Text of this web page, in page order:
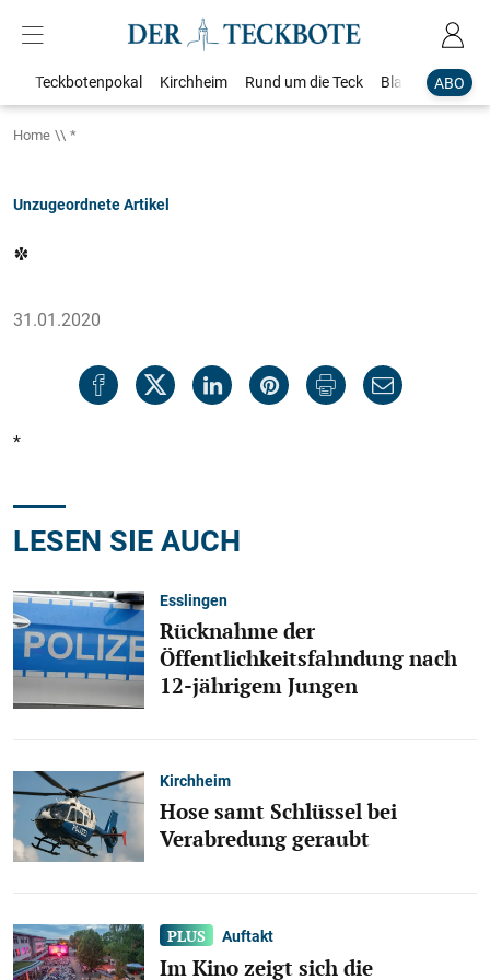
ABO
Teckbotenpokal Kirchheim Rund um die Teck Blaulicht
Home *
Unzugeordnete Artikel
*
31.01.2020
*
LESEN SIE AUCH
Esslingen
Rücknahme der
Öffentlichkeitsfahndung nach
12-jährigem Jungen
Kirchheim
Hose samt Schlüssel bei
Verabredung geraubt
Auftakt
Im Kino zeigt sich die